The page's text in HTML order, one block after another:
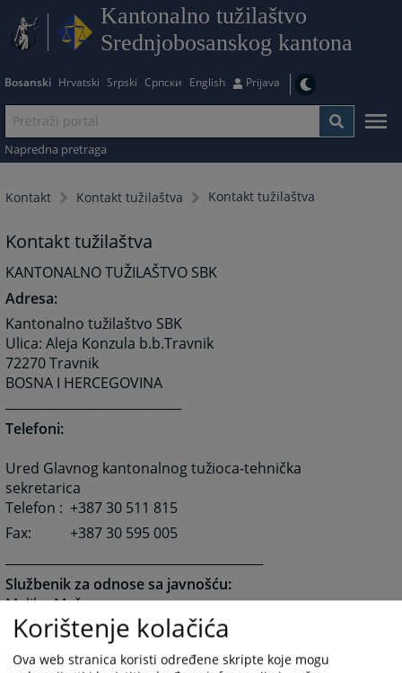
Kantonalno tužilaštvo
Srednjobosanskog kantona
Bosanski Hrvatski Srpski Српски English Prijava
Napredna pretraga
Kontakt Kontakt tužilaštva Kontakt tužilaštva
Kontakt tužilaštva
KANTONALNO TUŽILAŠTVO SBK
Adresa:
Kantonalno tužilaštvo SBK
Ulica: Aleja Konzula b.b.Travnik
72270 Travnik
BOSNA I HERCEGOVINA
Telefoni:
Ured Glavnog kantonalnog tužioca-tehnička
sekretarica
Telefon : +387 30 511 815
Fax:
+387 30 595 005
Službenik za odnose sa javnošću:
Meliha Mešan
Telefon:+ 387 30 511 815 lokal: 122
e-mail: meliha.mesan@pravosudje.ba
Korištenje kolačića
Ova web stranica koristi određene skripte koje mogu